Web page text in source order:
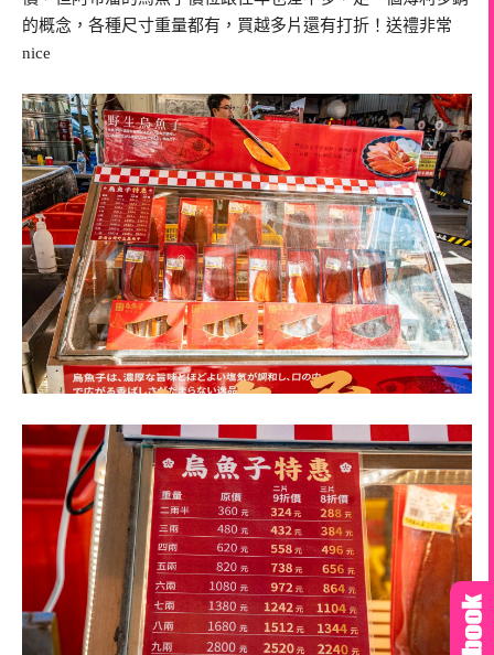
的概念，各種尺寸重量都有，買越多片還有打折！送禮非常
nice